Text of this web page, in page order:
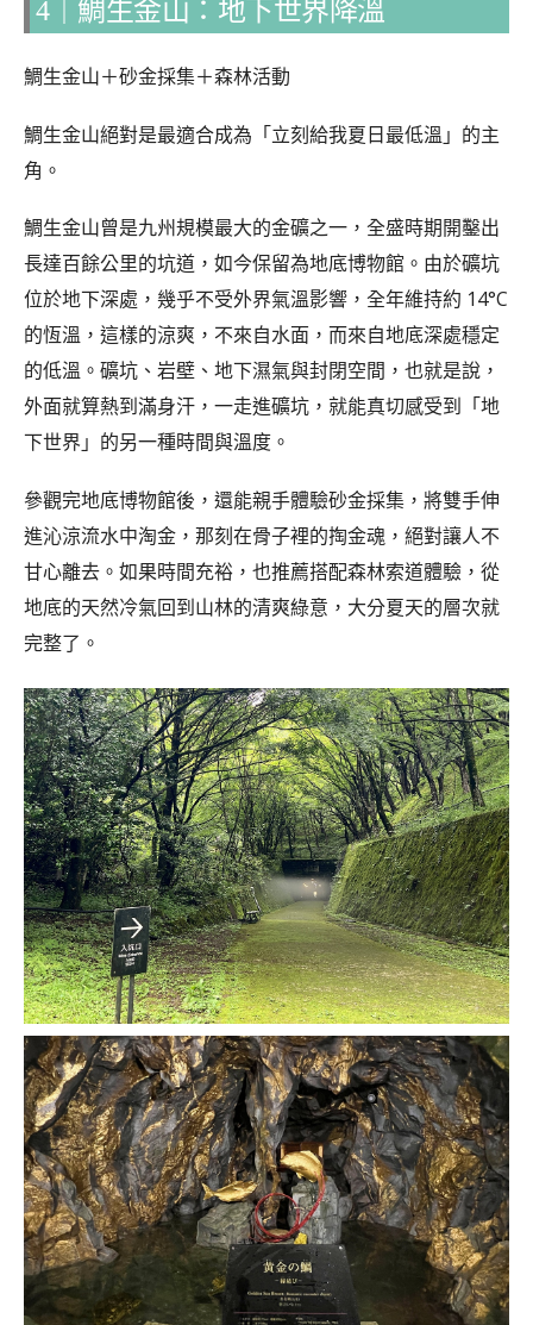
4｜鯛生金山：地下世界降溫
鯛生金山＋砂金採集＋森林活動
鯛生金山絕對是最適合成為「立刻給我夏日最低溫」的主
角。
鯛生金山曾是九州規模最大的金礦之一，全盛時期開鑿出
長達百餘公里的坑道，如今保留為地底博物館。由於礦坑
位於地下深處，幾乎不受外界氣溫影響，全年維持約 14°C
的恆溫，這樣的涼爽，不來自水面，而來自地底深處穩定
的低溫。礦坑、岩壁、地下濕氣與封閉空間，也就是說，
外面就算熱到滿身汗，一走進礦坑，就能真切感受到「地
下世界」的另一種時間與溫度。
參觀完地底博物館後，還能親手體驗砂金採集，將雙手伸
進沁涼流水中淘金，那刻在骨子裡的掏金魂，絕對讓人不
甘心離去。如果時間充裕，也推薦搭配森林索道體驗，從
地底的天然冷氣回到山林的清爽綠意，大分夏天的層次就
完整了。